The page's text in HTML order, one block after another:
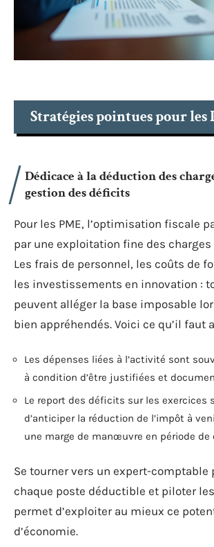
Stratégies pointues pour les
Dédicace à la déduction des
gestion des déficits
Pour les PME, l’optimisation fiscale
par une exploitation fine des
Les frais de personnel, les coûts de
les investissements en innovation :
peuvent alléger la base imposable
bien appréhendés. Voici ce qu’il faut
Les dépenses liées à l’activité sont
à condition d’être justifiées et
Le report des déficits sur les exercices
d’anticiper la réduction de l’impôt à
une marge de manœuvre en période de
Se tourner vers un expert-comptable
chaque poste déductible et piloter
permet d’exploiter au mieux ce
d’économie.